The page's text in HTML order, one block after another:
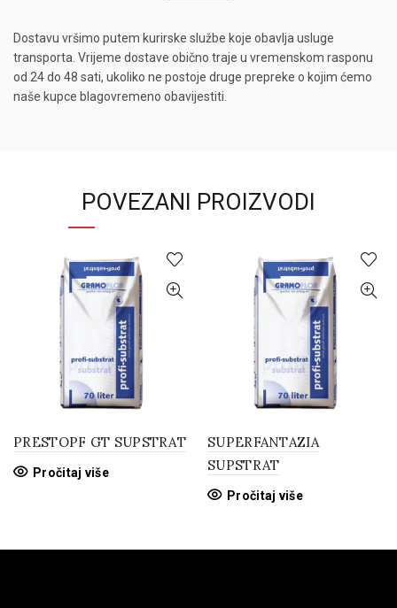
Dostavu vršimo putem kurirske službe koje obavlja usluge
transporta. Vrijeme dostave obično traje u vremenskom rasponu
od 24 do 48 sati, ukoliko ne postoje druge prepreke o kojim ćemo
naše kupce blagovremeno obavijestiti.
POVEZANI PROIZVODI
PRESTOPF GT SUPSTRAT
Pročitaj više
SUPERFANTAZIA
SUPSTRAT
Pročitaj više